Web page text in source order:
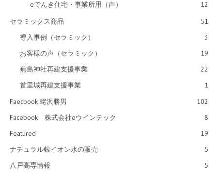
eでんき住宅・事業所用（声）
12
セラミックス商品
51
導入事例（セラミック）
3
お客様の声（セラミック）
19
蕪島神社再建支援事業
22
首里城再建支援事業
1
Faecbook 蛯沢勝男
102
Facebook 株式会社eウインテック
8
Featured
19
ナチュラル銀イオン水の販売
5
八戸高専情報
5